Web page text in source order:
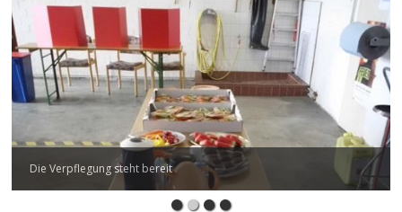
Die Verpflegung steht bereit